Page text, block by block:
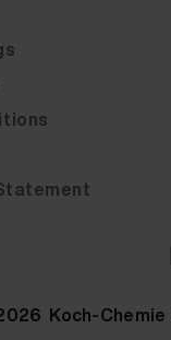
Koch-Chemie